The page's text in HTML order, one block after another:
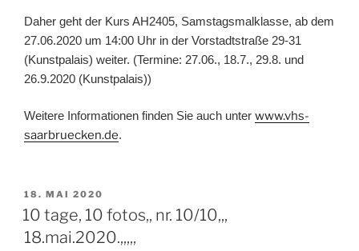
Daher geht der Kurs AH2405, Samstagsmalklasse, ab dem
27.06.2020 um 14:00 Uhr in der Vorstadtstraße 29-31
(Kunstpalais) weiter. (Termine: 27.06., 18.7., 29.8. und
26.9.2020 (Kunstpalais))
Weitere Informationen finden Sie auch unter www.vhs-
saarbruecken.de.
VERÖFFENTLICHT
AM
18. MAI 2020
10 tage, 10 fotos,, nr. 10/10,,,
18.mai.2020.,,,,,